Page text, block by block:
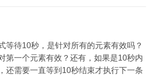
等待10秒，是针对所有的元素有效吗？
第一个元素有效？还有，如果是10秒内
还需要一直等到10秒结束才执行下一条